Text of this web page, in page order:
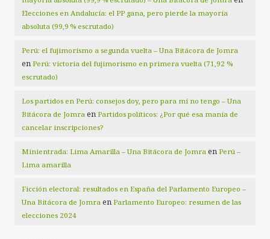
Elecciones en Andalucía: el PP gana, pero pierde la mayoría
absoluta (99,9 % escrutado)
Perú: el fujimorismo a segunda vuelta – Una Bitácora de Jomra
en Perú: victoria del fujimorismo en primera vuelta (71,92 %
escrutado)
Los partidos en Perú: consejos doy, pero para mí no tengo – Una
Bitácora de Jomra en Partidos políticos: ¿Por qué esa manía de
cancelar inscripciones?
Minientrada: Lima Amarilla – Una Bitácora de Jomra en Perú –
Lima amarilla
Ficción electoral: resultados en España del Parlamento Europeo –
Una Bitácora de Jomra en Parlamento Europeo: resumen de las
elecciones 2024